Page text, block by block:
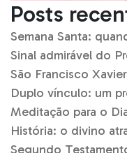
Posts
Semana Santa:
Sinal admirável do
São Francisco
Duplo vínculo: um
Meditação para o
História: o divino
Segundo